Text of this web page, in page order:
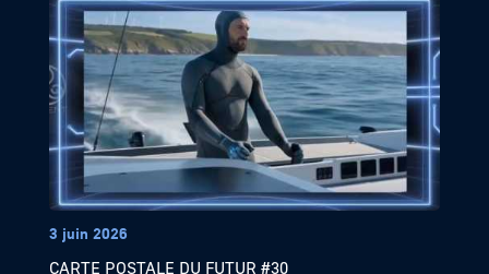
3 juin 2026
CARTE POSTALE DU FUTUR #30